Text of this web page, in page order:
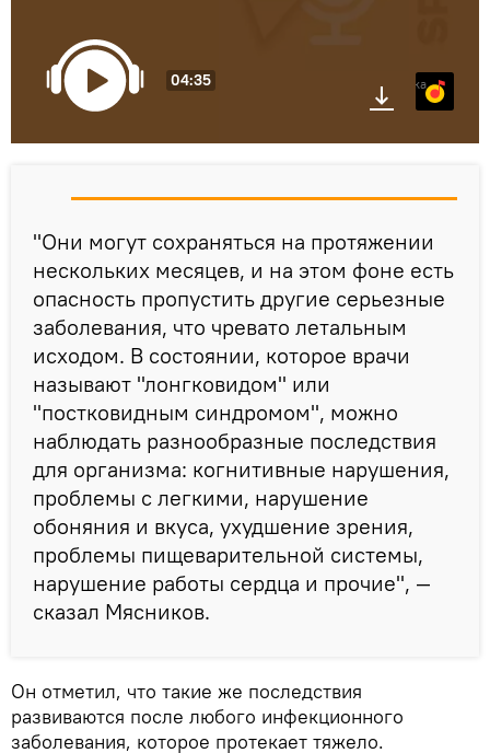
04:35 Яндекс.Музыка
"Они могут сохраняться на протяжении
нескольких месяцев, и на этом фоне есть
опасность пропустить другие серьезные
заболевания, что чревато летальным
исходом. В состоянии, которое врачи
называют "лонгковидом" или
"постковидным синдромом", можно
наблюдать разнообразные последствия
для организма: когнитивные нарушения,
проблемы с легкими, нарушение
обоняния и вкуса, ухудшение зрения,
проблемы пищеварительной системы,
нарушение работы сердца и прочие", —
сказал Мясников.
Он отметил, что такие же последствия
развиваются после любого инфекционного
заболевания, которое протекает тяжело.